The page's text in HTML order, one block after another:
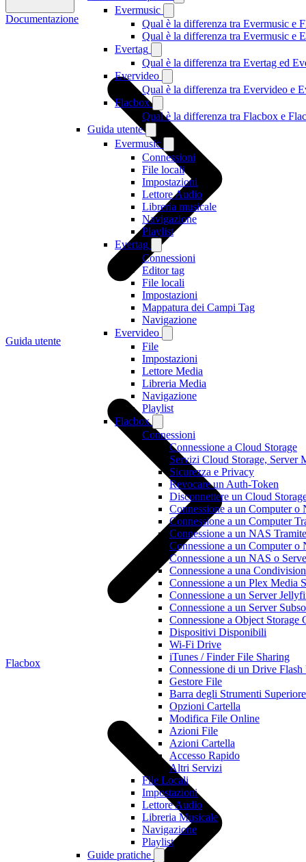
Evermusic
Qual è la differenza tra Evermusic e
Qual è la differenza tra Evermusic e
Evertag
Qual è la differenza tra Evertag ed
Evervideo
Qual è la differenza tra Evervideo e
Flacbox
Qual è la differenza tra Flacbox e
Guida utente
Evermusic
Connessioni
File locali
Impostazioni
Lettore Audio
Libreria musicale
Navigazione
Playlist
Evertag
Connessioni
Editor tag
File locali
Impostazioni
Mappatura dei Campi Tag
Navigazione
Evervideo
File
Impostazioni
Lettore Media
Libreria Media
Navigazione
Playlist
Flacbox
Connessioni
Connessione a Cloud Storage
Servizi Cloud Storage, Server
Sicurezza e Privacy
Revocare un Auth-Token
Disconnettere un Cloud
Connessione a un Computer o
Connessione a un Computer
Connessione a un NAS
Connessione a un Computer
Connessione a un NAS o
Connessione a una
Connessione a un Plex Media
Connessione a un Server
Connessione a un Server
Connessione a Object Storage
Dispositivi Disponibili
Wi-Fi Drive
iTunes / Finder File Sharing
Connessione di un Drive
Gestore File
Barra degli Strumenti Superiore
Opzioni Cartella
Modifica File Online
Azioni File
Azioni Cartella
Accesso Rapido
Altri Servizi
File Locali
Impostazioni
Lettore Audio
Libreria Musicale
Navigazione
Playlist
Guide pratiche
Documentazione
Guida utente
Flacbox